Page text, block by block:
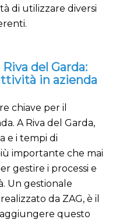
di utilizzare diversi
del Garda:
in azienda
chiave per il
A Riva del Garda,
e i tempi di
importante che mai
gestire i processi e
Un gestionale
da ZAG, è il
questo